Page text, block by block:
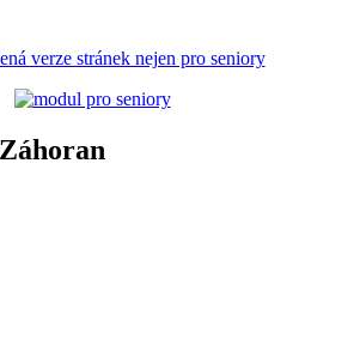
verze stránek nejen pro seniory